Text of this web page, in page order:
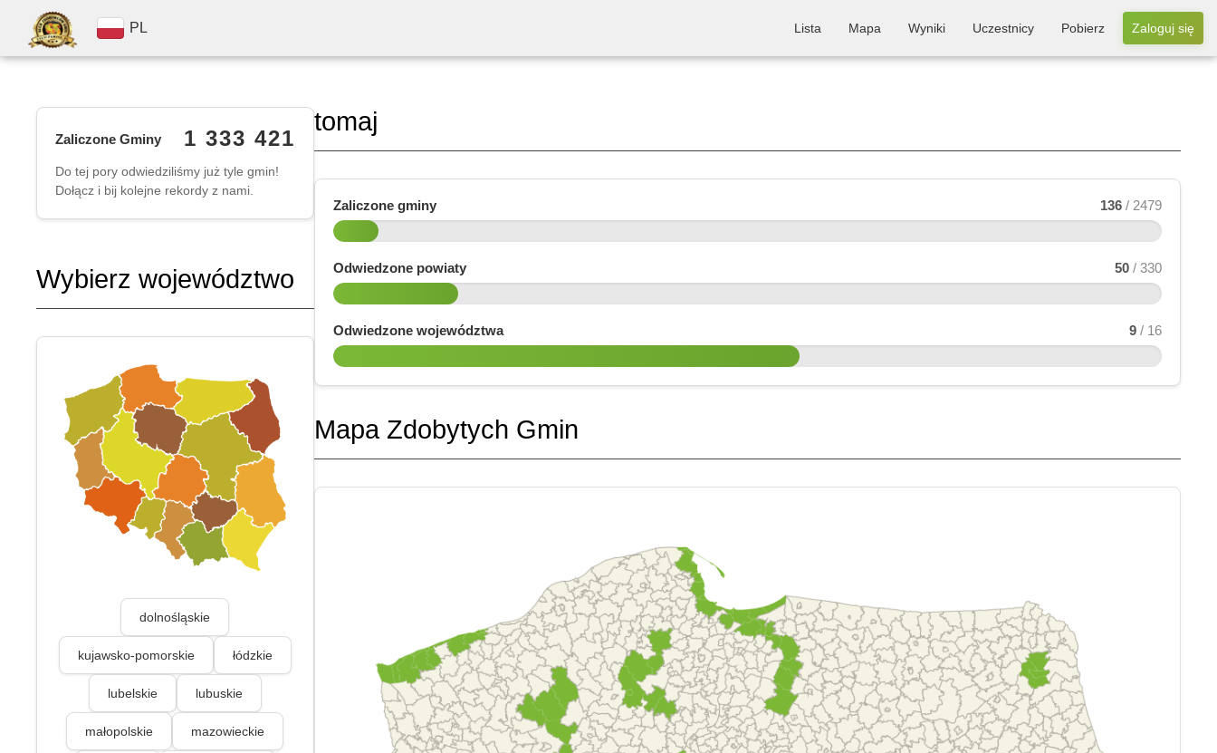
PL Lista Mapa Wyniki Uczestnicy Pobierz Zaloguj się
Zaliczone Gminy 1 333 421
Do tej pory odwiedziliśmy już tyle gmin!
Dołącz i bij kolejne rekordy z nami.
Wybierz województwo
dolnośląskie
kujawsko-pomorskie łódzkie
lubelskie lubuskie
małopolskie mazowieckie
tomaj
Zaliczone gminy 136 / 2479
Odwiedzone powiaty 50 / 330
Odwiedzone województwa 9 / 16
Mapa Zdobytych Gmin